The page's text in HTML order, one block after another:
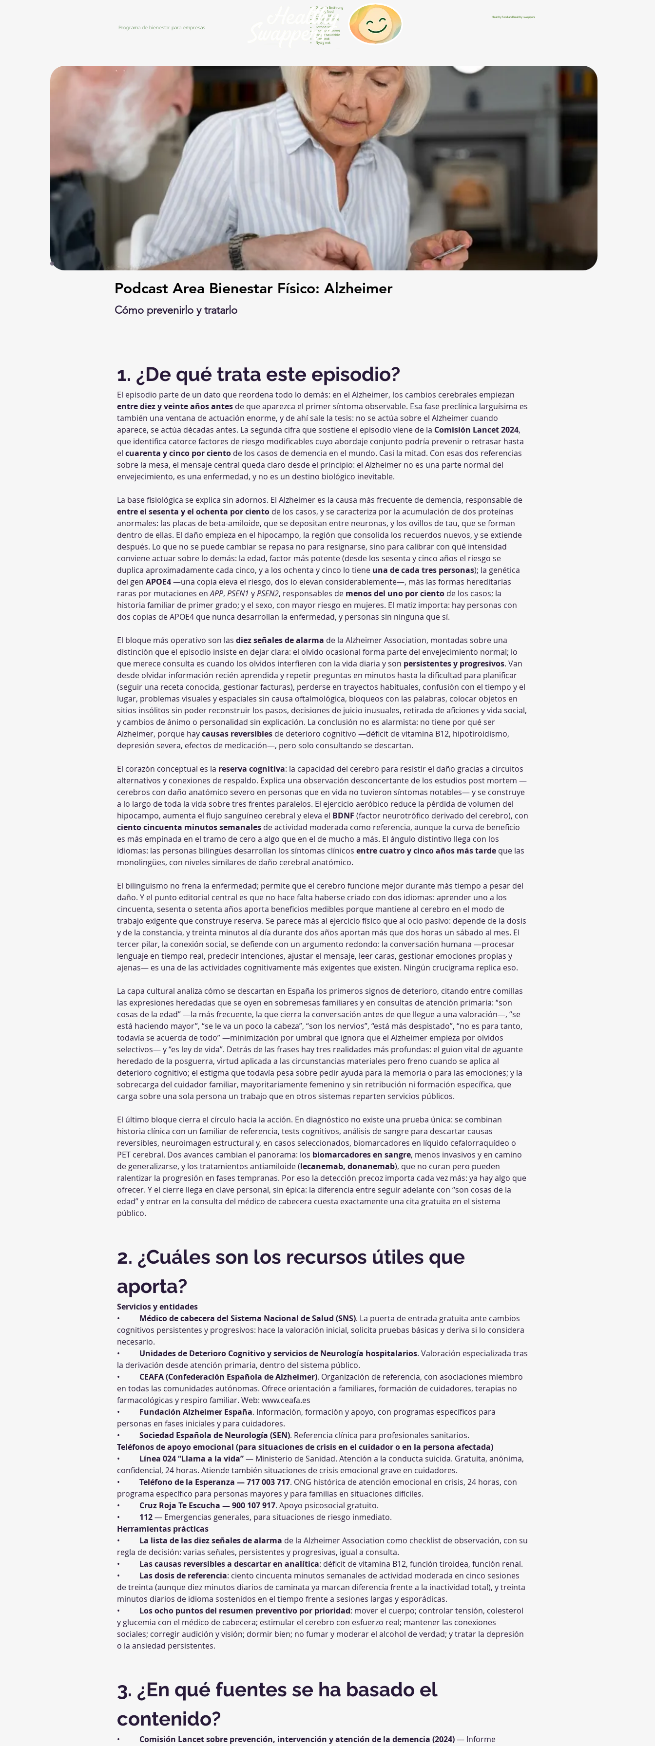
Programa de bienestar para empresas
Gesunde Ernährung
Healthy food
Comida sana
Nourriture saine
Cibo sano
Gezond voedsel
Comida saudável
Menjar saludable
Sunn mat
Nyttig mat
Healthy food and healthy swappers
Podcast Area Bienestar Físico: Alzheimer
Cómo prevenirlo y tratarlo
1. ¿De qué trata este episodio?
El episodio parte de un dato que reordena todo lo demás: en el Alzheimer, los cambios cerebrales empiezan
entre diez y veinte años antes de que aparezca el primer síntoma observable. Esa fase preclínica larguísima es
también una ventana de actuación enorme, y de ahí sale la tesis: no se actúa sobre el Alzheimer cuando
aparece, se actúa décadas antes. La segunda cifra que sostiene el episodio viene de la Comisión Lancet 2024,
que identifica catorce factores de riesgo modificables cuyo abordaje conjunto podría prevenir o retrasar hasta
el cuarenta y cinco por ciento de los casos de demencia en el mundo. Casi la mitad. Con esas dos referencias
sobre la mesa, el mensaje central queda claro desde el principio: el Alzheimer no es una parte normal del
envejecimiento, es una enfermedad, y no es un destino biológico inevitable.
La base fisiológica se explica sin adornos. El Alzheimer es la causa más frecuente de demencia, responsable de
entre el sesenta y el ochenta por ciento de los casos, y se caracteriza por la acumulación de dos proteínas
anormales: las placas de beta-amiloide, que se depositan entre neuronas, y los ovillos de tau, que se forman
dentro de ellas. El daño empieza en el hipocampo, la región que consolida los recuerdos nuevos, y se extiende
después. Lo que no se puede cambiar se repasa no para resignarse, sino para calibrar con qué intensidad
conviene actuar sobre lo demás: la edad, factor más potente (desde los sesenta y cinco años el riesgo se
duplica aproximadamente cada cinco, y a los ochenta y cinco lo tiene una de cada tres personas); la genética
del gen APOE4 —una copia eleva el riesgo, dos lo elevan considerablemente—, más las formas hereditarias
raras por mutaciones en APP, PSEN1 y PSEN2, responsables de menos del uno por ciento de los casos; la
historia familiar de primer grado; y el sexo, con mayor riesgo en mujeres. El matiz importa: hay personas con
dos copias de APOE4 que nunca desarrollan la enfermedad, y personas sin ninguna que sí.
El bloque más operativo son las diez señales de alarma de la Alzheimer Association, montadas sobre una
distinción que el episodio insiste en dejar clara: el olvido ocasional forma parte del envejecimiento normal; lo
que merece consulta es cuando los olvidos interfieren con la vida diaria y son persistentes y progresivos. Van
desde olvidar información recién aprendida y repetir preguntas en minutos hasta la dificultad para planificar
(seguir una receta conocida, gestionar facturas), perderse en trayectos habituales, confusión con el tiempo y el
lugar, problemas visuales y espaciales sin causa oftalmológica, bloqueos con las palabras, colocar objetos en
sitios insólitos sin poder reconstruir los pasos, decisiones de juicio inusuales, retirada de aficiones y vida social,
y cambios de ánimo o personalidad sin explicación. La conclusión no es alarmista: no tiene por qué ser
Alzheimer, porque hay causas reversibles de deterioro cognitivo —déficit de vitamina B12, hipotiroidismo,
depresión severa, efectos de medicación—, pero solo consultando se descartan.
El corazón conceptual es la reserva cognitiva: la capacidad del cerebro para resistir el daño gracias a circuitos
alternativos y conexiones de respaldo. Explica una observación desconcertante de los estudios post mortem —
cerebros con daño anatómico severo en personas que en vida no tuvieron síntomas notables— y se construye
a lo largo de toda la vida sobre tres frentes paralelos. El ejercicio aeróbico reduce la pérdida de volumen del
hipocampo, aumenta el flujo sanguíneo cerebral y eleva el BDNF (factor neurotrófico derivado del cerebro), con
ciento cincuenta minutos semanales de actividad moderada como referencia, aunque la curva de beneficio
es más empinada en el tramo de cero a algo que en el de mucho a más. El ángulo distintivo llega con los
idiomas: las personas bilingües desarrollan los síntomas clínicos entre cuatro y cinco años más tarde que las
monolingües, con niveles similares de daño cerebral anatómico.
El bilingüismo no frena la enfermedad; permite que el cerebro funcione mejor durante más tiempo a pesar del
daño. Y el punto editorial central es que no hace falta haberse criado con dos idiomas: aprender uno a los
cincuenta, sesenta o setenta años aporta beneficios medibles porque mantiene al cerebro en el modo de
trabajo exigente que construye reserva. Se parece más al ejercicio físico que al ocio pasivo: depende de la dosis
y de la constancia, y treinta minutos al día durante dos años aportan más que dos horas un sábado al mes. El
tercer pilar, la conexión social, se defiende con un argumento redondo: la conversación humana —procesar
lenguaje en tiempo real, predecir intenciones, ajustar el mensaje, leer caras, gestionar emociones propias y
ajenas— es una de las actividades cognitivamente más exigentes que existen. Ningún crucigrama replica eso.
La capa cultural analiza cómo se descartan en España los primeros signos de deterioro, citando entre comillas
las expresiones heredadas que se oyen en sobremesas familiares y en consultas de atención primaria: “son
cosas de la edad” —la más frecuente, la que cierra la conversación antes de que llegue a una valoración—, “se
está haciendo mayor”, “se le va un poco la cabeza”, “son los nervios”, “está más despistado”, “no es para tanto,
todavía se acuerda de todo” —minimización por umbral que ignora que el Alzheimer empieza por olvidos
selectivos— y “es ley de vida”. Detrás de las frases hay tres realidades más profundas: el guion vital de aguante
heredado de la posguerra, virtud aplicada a las circunstancias materiales pero freno cuando se aplica al
deterioro cognitivo; el estigma que todavía pesa sobre pedir ayuda para la memoria o para las emociones; y la
sobrecarga del cuidador familiar, mayoritariamente femenino y sin retribución ni formación específica, que
carga sobre una sola persona un trabajo que en otros sistemas reparten servicios públicos.
El último bloque cierra el círculo hacia la acción. En diagnóstico no existe una prueba única: se combinan
historia clínica con un familiar de referencia, tests cognitivos, análisis de sangre para descartar causas
reversibles, neuroimagen estructural y, en casos seleccionados, biomarcadores en líquido cefalorraquídeo o
PET cerebral. Dos avances cambian el panorama: los biomarcadores en sangre, menos invasivos y en camino
de generalizarse, y los tratamientos antiamiloide (lecanemab, donanemab), que no curan pero pueden
ralentizar la progresión en fases tempranas. Por eso la detección precoz importa cada vez más: ya hay algo que
ofrecer. Y el cierre llega en clave personal, sin épica: la diferencia entre seguir adelante con “son cosas de la
edad” y entrar en la consulta del médico de cabecera cuesta exactamente una cita gratuita en el sistema
público.
2. ¿Cuáles son los recursos útiles que
aporta?
Servicios y entidades
• Médico de cabecera del Sistema Nacional de Salud (SNS). La puerta de entrada gratuita ante cambios
cognitivos persistentes y progresivos: hace la valoración inicial, solicita pruebas básicas y deriva si lo considera
necesario.
• Unidades de Deterioro Cognitivo y servicios de Neurología hospitalarios. Valoración especializada tras
la derivación desde atención primaria, dentro del sistema público.
• CEAFA (Confederación Española de Alzheimer). Organización de referencia, con asociaciones miembro
en todas las comunidades autónomas. Ofrece orientación a familiares, formación de cuidadores, terapias no
farmacológicas y respiro familiar. Web: www.ceafa.es
• Fundación Alzheimer España. Información, formación y apoyo, con programas específicos para
personas en fases iniciales y para cuidadores.
• Sociedad Española de Neurología (SEN). Referencia clínica para profesionales sanitarios.
Teléfonos de apoyo emocional (para situaciones de crisis en el cuidador o en la persona afectada)
• Línea 024 “Llama a la vida” — Ministerio de Sanidad. Atención a la conducta suicida. Gratuita, anónima,
confidencial, 24 horas. Atiende también situaciones de crisis emocional grave en cuidadores.
• Teléfono de la Esperanza — 717 003 717. ONG histórica de atención emocional en crisis, 24 horas, con
programa específico para personas mayores y para familias en situaciones difíciles.
• Cruz Roja Te Escucha — 900 107 917. Apoyo psicosocial gratuito.
• 112 — Emergencias generales, para situaciones de riesgo inmediato.
Herramientas prácticas
• La lista de las diez señales de alarma de la Alzheimer Association como checklist de observación, con su
regla de decisión: varias señales, persistentes y progresivas, igual a consulta.
• Las causas reversibles a descartar en analítica: déficit de vitamina B12, función tiroidea, función renal.
• Las dosis de referencia: ciento cincuenta minutos semanales de actividad moderada en cinco sesiones
de treinta (aunque diez minutos diarios de caminata ya marcan diferencia frente a la inactividad total), y treinta
minutos diarios de idioma sostenidos en el tiempo frente a sesiones largas y esporádicas.
• Los ocho puntos del resumen preventivo por prioridad: mover el cuerpo; controlar tensión, colesterol
y glucemia con el médico de cabecera; estimular el cerebro con esfuerzo real; mantener las conexiones
sociales; corregir audición y visión; dormir bien; no fumar y moderar el alcohol de verdad; y tratar la depresión
o la ansiedad persistentes.
3. ¿En qué fuentes se ha basado el
contenido?
• Comisión Lancet sobre prevención, intervención y atención de la demencia (2024) — Informe